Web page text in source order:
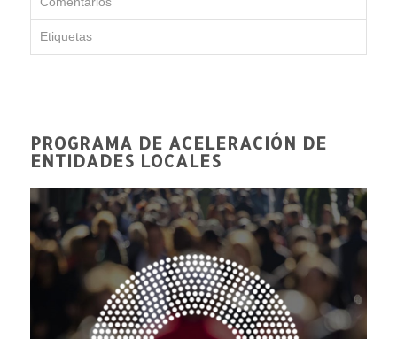
Etiquetas
PROGRAMA DE ACELERACIÓN DE
ENTIDADES LOCALES